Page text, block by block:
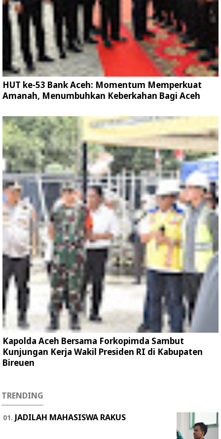
HUT ke-53 Bank Aceh: Momentum Memperkuat
Amanah, Menumbuhkan Keberkahan Bagi Aceh
Kapolda Aceh Bersama Forkopimda Sambut
Kunjungan Kerja Wakil Presiden RI di Kabupaten
Bireuen
TRENDING
JADILAH MAHASISWA RAKUS